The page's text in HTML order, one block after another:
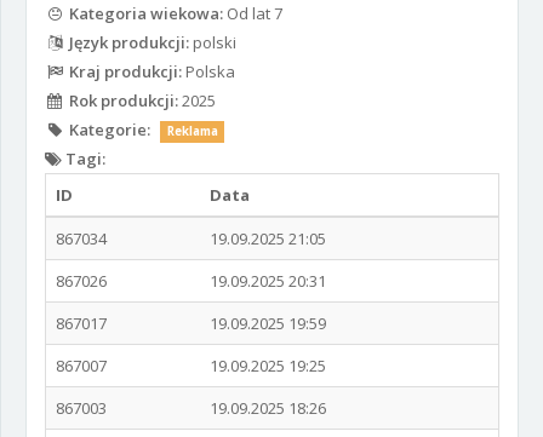
Kategoria wiekowa:Od lat 7
Język produkcji:polski
Kraj produkcji:Polska
Rok produkcji:2025
Kategorie:
Reklama
Tagi:
ID
Data
867034
19.09.2025 21:05
867026
19.09.2025 20:31
867017
19.09.2025 19:59
867007
19.09.2025 19:25
867003
19.09.2025 18:26